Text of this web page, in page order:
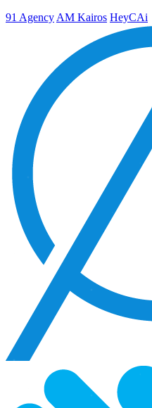
91 Agency AM Kairos HeyCAi